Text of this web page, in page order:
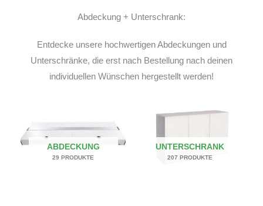
Abdeckung + Unterschrank:
Entdecke unsere hochwertigen Abdeckungen und
Unterschränke, die erst nach Bestellung nach deinen
individuellen Wünschen hergestellt werden!
ABDECKUNG
29 PRODUKTE
UNTERSCHRANK
207 PRODUKTE